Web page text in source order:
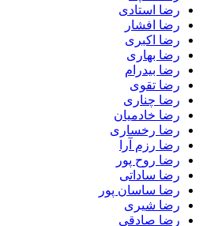
رضا استادی
رضا افشار
رضا اکبری
رضا بهاری
رضا بیدرام
رضا تقوی
رضا چناری
رضا خادمیان
رضا رخساری
رضا رزم آرا
رضا روح پور
رضا ساداتی
رضا ساسان پور
رضا شیری
رضا صادقی